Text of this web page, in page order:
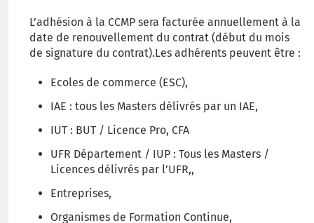
L’adhésion à la CCMP sera facturée annuellement à la
date de renouvellement du contrat (début du mois
de signature du contrat).Les adhérents peuvent être :
Ecoles de commerce (ESC),
IAE : tous les Masters délivrés par un IAE,
IUT : BUT / Licence Pro, CFA
UFR Département / IUP : Tous les Masters /
Licences délivrés par l’UFR,,
Entreprises,
Organismes de Formation Continue,